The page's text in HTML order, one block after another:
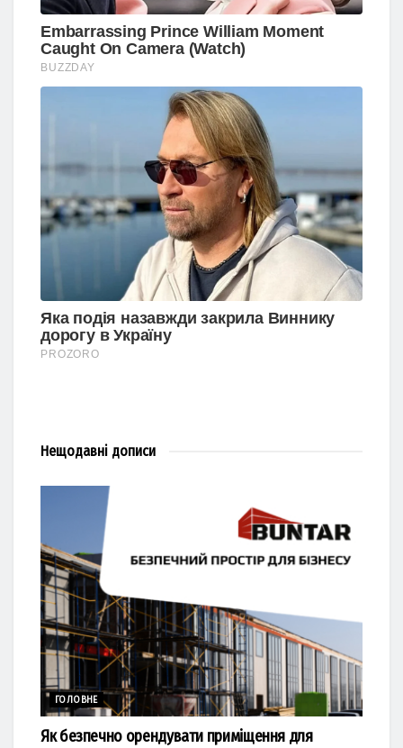
Нещодавні дописи
ГОЛОВНЕ
Як безпечно орендувати приміщення для